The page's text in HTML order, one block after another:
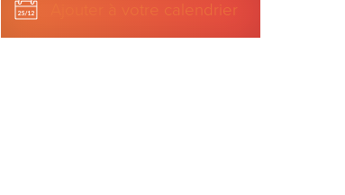
Ajouter à votre calendrier